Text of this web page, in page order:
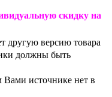
скидку на
другую версию товара
должны быть
Вами источнике нет в